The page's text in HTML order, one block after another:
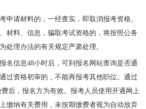
申请材料的，一经查实，即取消报考资格。
材料、信息，骗取考试资格的，将按照公务
处理办法的有关规定严肃处理。
信息48小时后，可到报名网站查询是否通
过资格初审的，不能再报考其他职位。通过
后，报名方为有效。报考人员使用开通网上
缴纳有关费用，未按期缴费者视为自动放弃